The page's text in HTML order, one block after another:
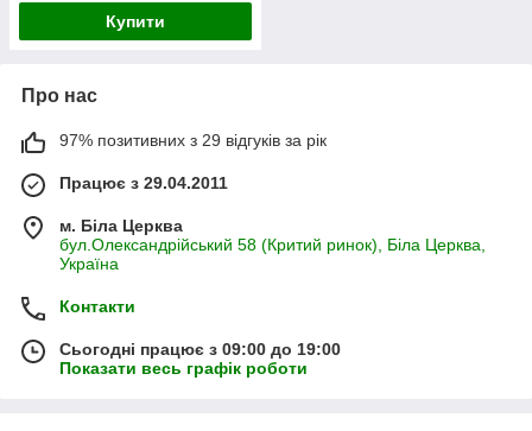
Купити
Про нас
97% позитивних з 29 відгуків за рік
Працює з 29.04.2011
м. Біла Церква
бул.Олександрійський 58 (Критий ринок), Біла Церква,
Україна
Контакти
Сьогодні працює з 09:00 до 19:00
Показати весь графік роботи